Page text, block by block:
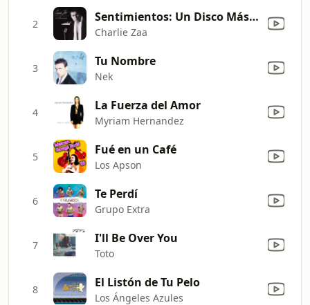
2 Sentimientos: Un Disco Más / Niégalo Todo
Charlie Zaa
3 Tu Nombre
Nek
4 La Fuerza del Amor
Myriam Hernandez
5 Fué en un Café
Los Apson
6 Te Perdí
Grupo Extra
7 I'll Be Over You
Toto
8 El Listón de Tu Pelo
Los Ángeles Azules